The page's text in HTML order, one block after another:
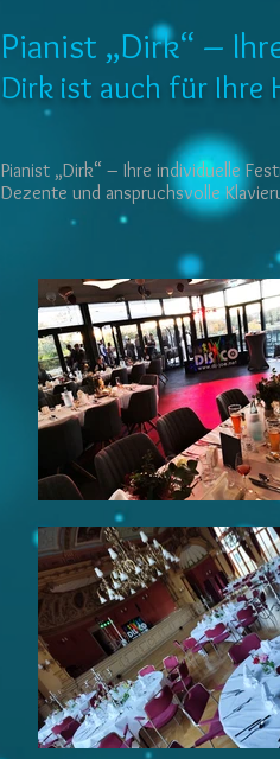
Pianist „Dirk“ –
Dirk ist auch für Ihre
Pianist „Dirk“ – Ihre individuelle
Dezente und anspruchsvolle